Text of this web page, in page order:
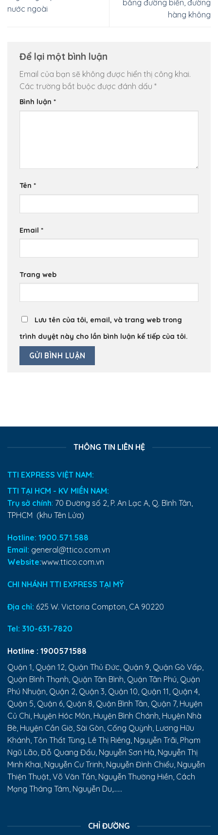
nước ngoài
bằng đường biển, đường
hàng không
Để lại một bình luận
Email của bạn sẽ không được hiển thị công khai.
Các trường bắt buộc được đánh dấu *
Bình luận *
Tên *
Email *
Trang web
Lưu tên của tôi, email, và trang web trong
trình duyệt này cho lần bình luận kế tiếp của tôi.
THÔNG TIN LIÊN HỆ
TTI EXPRESS VIỆT NAM:
TTI TẠI HCM - KV MIỀN NAM:
Trụ sở chính: 70 Đường số 2, P. An Lạc A, Q. Bình Tân,
TPHCM (khu Tên Lửa)
Hotline: 1900.571.588
Email: general@ttico.com.vn
Website:www.ttico.com.vn
CHI NHÁNH TTI EXPRESS TẠI MỸ
Địa chỉ: 625 W. Victoria Compton, CA 90220
Tel: 310-631-7820
Hotline : 1900571588
Quận 1, Quận 12, Quận Thủ Đức, Quận 9, Quận Gò Vấp,
Quận Bình Thạnh, Quận Tân Bình, Quận Tân Phú, Quận
Phú Nhuận, Quận 2, Quận 3, Quận 10, Quận 11, Quận 4,
Quận 5, Quận 6, Quận 8, Quận Bình Tân, Quận 7, Huyện
Củ Chi, Huyện Hóc Môn, Huyện Bình Chánh, Huyện Nhà
Bè, Huyện Cần Giờ, Sài Gòn, Cống Quỳnh, Lương Hữu
Khánh, Tôn Thất Tùng, Lê Thị Riêng, Nguyễn Trãi, Phạm
Ngũ Lão, Đỗ Quang Đẩu, Nguyễn Sơn Hà, Nguyễn Thị
Minh Khai, Nguyễn Cư Trinh, Nguyễn Đình Chiểu, Nguyễn
Thiện Thuật, Võ Văn Tần, Nguyễn Thường Hiền, Cách
Mạng Tháng Tám, Nguyễn Du,......
CHỈ ĐƯỜNG